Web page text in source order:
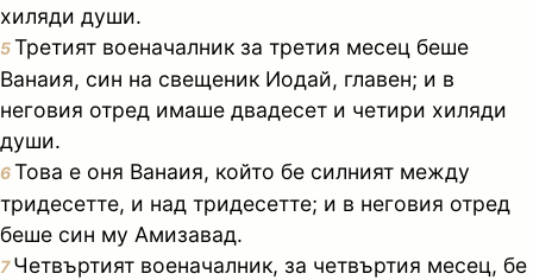
хиляди души.
5Третият военачалник за третия месец беше
Ванаия, син на свещеник Иодай, главен; и в
неговия отред имаше двадесет и четири хиляди
души.
6Това е оня Ванаия, който бе силният между
тридесетте, и над тридесетте; и в неговия отред
беше син му Амизавад.
7Четвъртият военачалник, за четвъртия месец, бе